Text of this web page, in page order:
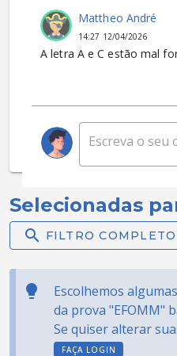
Mattheo André
14:27 12/04/2026
A letra A e C estão mal
Selecionadas
FILTRO COMPLETO
Escolhemos
da prova "EFOMM"
Se quiser alterar
FAÇA LOGIN